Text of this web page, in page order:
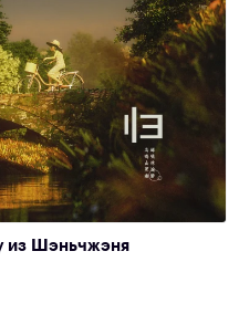
из Шэньчжэня